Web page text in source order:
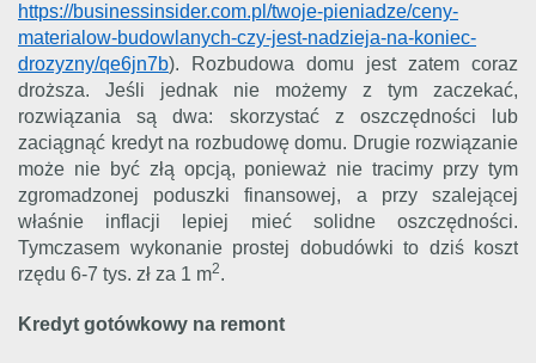
https://businessinsider.com.pl/twoje-pieniadze/ceny-
materialow-budowlanych-czy-jest-nadzieja-na-koniec-
drozyzny/qe6jn7b). Rozbudowa domu jest zatem coraz
droższa. Jeśli jednak nie możemy z tym zaczekać,
rozwiązania są dwa: skorzystać z oszczędności lub
zaciągnąć kredyt na rozbudowę domu. Drugie rozwiązanie
może nie być złą opcją, ponieważ nie tracimy przy tym
zgromadzonej poduszki finansowej, a przy szalejącej
właśnie inflacji lepiej mieć solidne oszczędności.
Tymczasem wykonanie prostej dobudówki to dziś koszt
rzędu 6-7 tys. zł za 1 m2.
Kredyt gotówkowy na remont